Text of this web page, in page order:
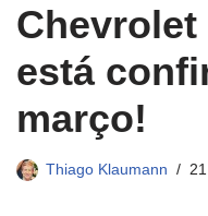
Chevrolet
está
março!
Thiago Klaumann